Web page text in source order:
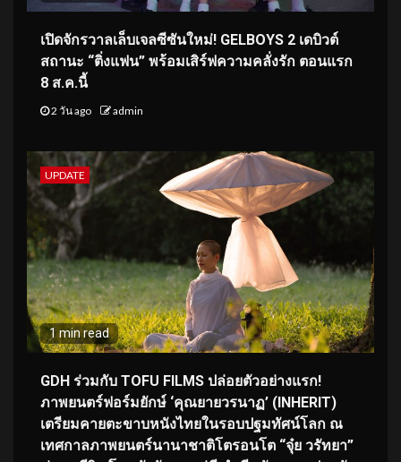
เปิดจักรวาลเล็บเจลซีซันใหม่! GELBOYS 2 เดบิวต์
สถานะ “ติ่งแฟน” พร้อมเสิร์ฟความคลั่งรัก ตอนแรก
8 ส.ค.นี้
2 วัน ago admin
UPDATE
1 min read
GDH ร่วมกับ TOFU FILMS ปล่อยตัวอย่างแรก!
ภาพยนตร์ฟอร์มยักษ์ ‘คุณยายวรนาฏ’ (INHERIT)
เตรียมคายตะขาบหนังไทยในรอบปฐมทัศน์โลก ณ
เทศกาลภาพยนตร์นานาชาติโตรอนโต “จุ๋ย วรัทยา”